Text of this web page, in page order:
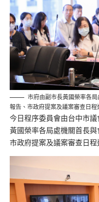
市府由副市長黃國榮率各
報告、市政府提案及議案審查日程
今日程序委員會由台中市
黃國榮率各局處機關首長
市政府提案及議案審查日程